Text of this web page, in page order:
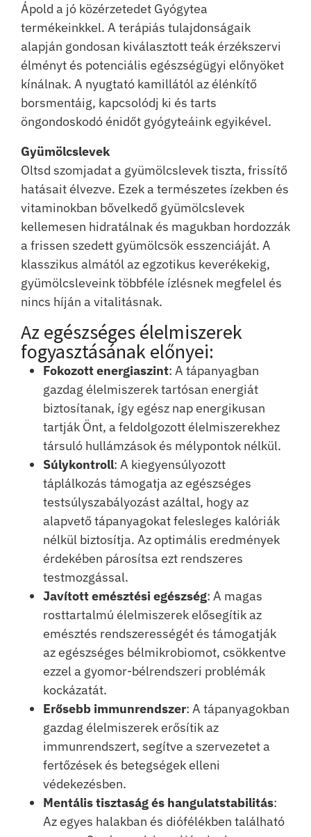
Ápold a jó közérzetedet Gyógytea
termékeinkkel. A terápiás tulajdonságaik
alapján gondosan kiválasztott teák érzékszervi
élményt és potenciális egészségügyi előnyöket
kínálnak. A nyugtató kamillától az élénkítő
borsmentáig, kapcsolódj ki és tarts
öngondoskodó énidőt gyógyteáink egyikével.
Gyümölcslevek
Oltsd szomjadat a gyümölcslevek tiszta, frissítő
hatásait élvezve. Ezek a természetes ízekben és
vitaminokban bővelkedő gyümölcslevek
kellemesen hidratálnak és magukban hordozzák
a frissen szedett gyümölcsök esszenciáját. A
klasszikus almától az egzotikus keverékekig,
gyümölcsleveink többféle ízlésnek megfelel és
nincs híján a vitalitásnak.
Az egészséges élelmiszerek
fogyasztásának előnyei:
Fokozott energiaszint: A tápanyagban
gazdag élelmiszerek tartósan energiát
biztosítanak, így egész nap energikusan
tartják Önt, a feldolgozott élelmiszerekhez
társuló hullámzások és mélypontok nélkül.
Súlykontroll: A kiegyensúlyozott
táplálkozás támogatja az egészséges
testsúlyszabályozást azáltal, hogy az
alapvető tápanyagokat felesleges kalóriák
nélkül biztosítja. Az optimális eredmények
érdekében párosítsa ezt rendszeres
testmozgással.
Javított emésztési egészség: A magas
rosttartalmú élelmiszerek elősegítik az
emésztés rendszerességét és támogatják
az egészséges bélmikrobiomot, csökkentve
ezzel a gyomor-bélrendszeri problémák
kockázatát.
Erősebb immunrendszer: A tápanyagokban
gazdag élelmiszerek erősítik az
immunrendszert, segítve a szervezetet a
fertőzések és betegségek elleni
védekezésben.
Mentális tisztaság és hangulatstabilitás:
Az egyes halakban és diófélékben található